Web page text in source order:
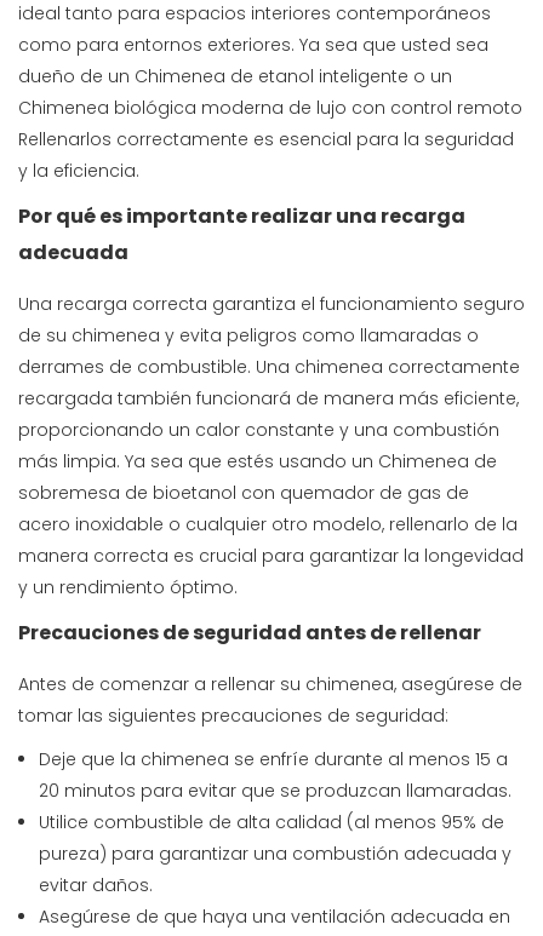
ideal tanto para espacios interiores contemporáneos
como para entornos exteriores. Ya sea que usted sea
dueño de un Chimenea de etanol inteligente o un
Chimenea biológica moderna de lujo con control remoto
Rellenarlos correctamente es esencial para la seguridad
y la eficiencia.
Por qué es importante realizar una recarga
adecuada
Una recarga correcta garantiza el funcionamiento seguro
de su chimenea y evita peligros como llamaradas o
derrames de combustible. Una chimenea correctamente
recargada también funcionará de manera más eficiente,
proporcionando un calor constante y una combustión
más limpia. Ya sea que estés usando un Chimenea de
sobremesa de bioetanol con quemador de gas de
acero inoxidable o cualquier otro modelo, rellenarlo de la
manera correcta es crucial para garantizar la longevidad
y un rendimiento óptimo.
Precauciones de seguridad antes de rellenar
Antes de comenzar a rellenar su chimenea, asegúrese de
tomar las siguientes precauciones de seguridad:
Deje que la chimenea se enfríe durante al menos 15 a
20 minutos para evitar que se produzcan llamaradas.
Utilice combustible de alta calidad (al menos 95% de
pureza) para garantizar una combustión adecuada y
evitar daños.
Asegúrese de que haya una ventilación adecuada en